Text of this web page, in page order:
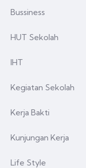
Bussiness
HUT Sekolah
IHT
Kegiatan Sekolah
Kerja Bakti
Kunjungan Kerja
Life Style